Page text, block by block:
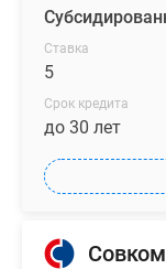
Ставка
5
Срок кредита
до 30 лет